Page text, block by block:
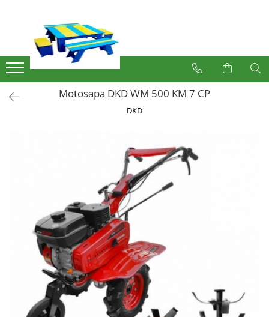
Produse
Mobilier Exterior
Articole pentru gradina
Atomizoare
Plase anti insecte
Plase anti pasari
Plase anti buruieni
Plase castraveti
Cosuri Pentru Gunoi
Butoaie pentru vin
Motosapa DKD WM 500 KM 7 CP
DKD